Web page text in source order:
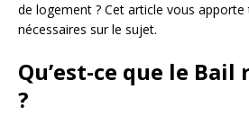
de logement ? Cet article vous
nécessaires sur le sujet.
Qu’est-ce que le
?